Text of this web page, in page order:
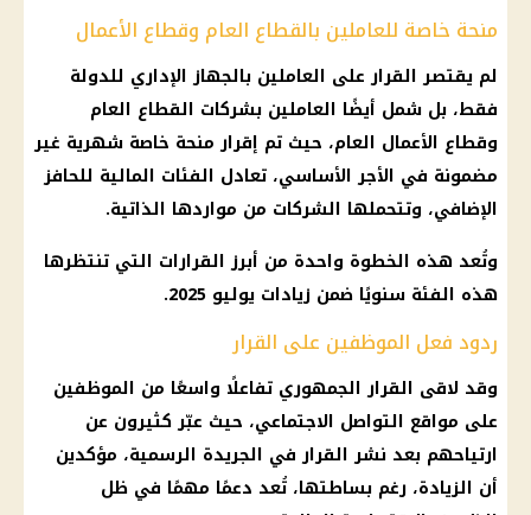
منحة خاصة للعاملين بالقطاع العام وقطاع الأعمال
لم يقتصر القرار على العاملين بالجهاز الإداري للدولة
فقط، بل شمل أيضًا العاملين بشركات القطاع العام
وقطاع الأعمال العام، حيث تم إقرار منحة خاصة شهرية غير
مضمونة في الأجر الأساسي، تعادل الفئات المالية للحافز
الإضافي، وتتحملها الشركات من مواردها الذاتية.
وتُعد هذه الخطوة واحدة من أبرز القرارات التي تنتظرها
هذه الفئة سنويًا ضمن زيادات يوليو 2025.
ردود فعل الموظفين على القرار
وقد لاقى القرار الجمهوري تفاعلًا واسعًا من الموظفين
على مواقع التواصل الاجتماعي، حيث عبّر كثيرون عن
ارتياحهم بعد نشر القرار في الجريدة الرسمية، مؤكدين
أن الزيادة، رغم بساطتها، تُعد دعمًا مهمًا في ظل